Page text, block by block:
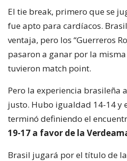
El tie break, primero que se
fue apto para cardíacos.
ventaja, pero los “Guerreros
pasaron a ganar por la
tuvieron match point.
Pero la experiencia brasileña
justo. Hubo igualdad 14-14 y
terminó definiendo el
19-17 a favor de la
Brasil jugará por el título de